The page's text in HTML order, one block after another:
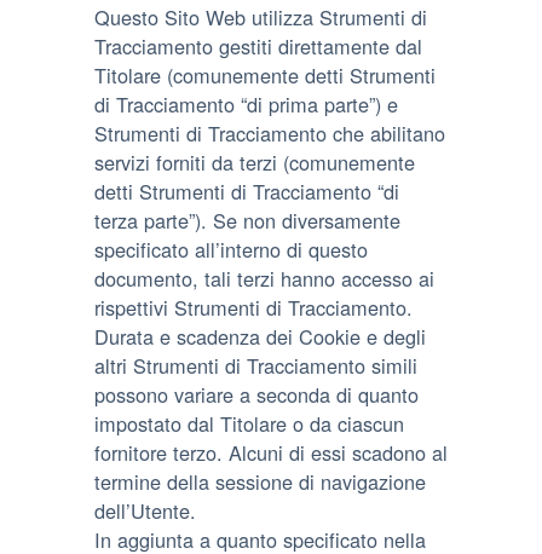
Questo Sito Web utilizza Strumenti di
Tracciamento gestiti direttamente dal
Titolare (comunemente detti Strumenti
di Tracciamento “di prima parte”) e
Strumenti di Tracciamento che abilitano
servizi forniti da terzi (comunemente
detti Strumenti di Tracciamento “di
terza parte”). Se non diversamente
specificato all’interno di questo
documento, tali terzi hanno accesso ai
rispettivi Strumenti di Tracciamento.
Durata e scadenza dei Cookie e degli
altri Strumenti di Tracciamento simili
possono variare a seconda di quanto
impostato dal Titolare o da ciascun
fornitore terzo. Alcuni di essi scadono al
termine della sessione di navigazione
dell’Utente.
In aggiunta a quanto specificato nella